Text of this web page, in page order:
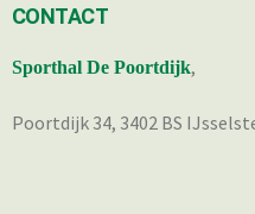
CONTACT
Sporthal De Poortdijk,
Poortdijk 34, 3402 BS